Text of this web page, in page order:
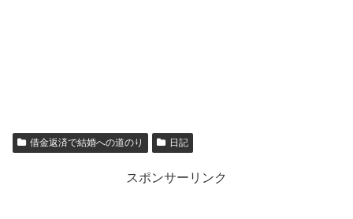
借金返済で結婚への道のり 日記
スポンサーリンク